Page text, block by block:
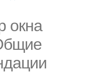
окна